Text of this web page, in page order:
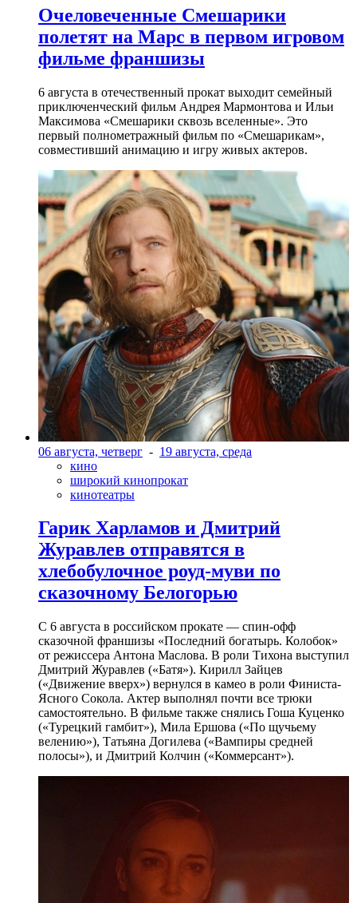
Очеловеченные Смешарики
полетят на Марс в первом игровом
фильме франшизы
6 августа в отечественный прокат выходит семейный
приключенческий фильм Андрея Мармонтова и Ильи
Максимова «Смешарики сквозь вселенные». Это
первый полнометражный фильм по «Смешарикам»,
совместивший анимацию и игру живых актеров.
06 августа, четверг - 19 августа, среда
кино
широкий кинопрокат
кинотеатры
Гарик Харламов и Дмитрий
Журавлев отправятся в
хлебобулочное роуд-муви по
сказочному Белогорью
С 6 августа в российском прокате — спин-офф
сказочной франшизы «Последний богатырь. Колобок»
от режиссера Антона Маслова. В роли Тихона выступил
Дмитрий Журавлев («Батя»). Кирилл Зайцев
(«Движение вверх») вернулся в камео в роли Финиста-
Ясного Сокола. Актер выполнял почти все трюки
самостоятельно. В фильме также снялись Гоша Куценко
(«Турецкий гамбит»), Мила Ершова («По щучьему
велению»), Татьяна Догилева («Вампиры средней
полосы»), и Дмитрий Колчин («Коммерсант»).